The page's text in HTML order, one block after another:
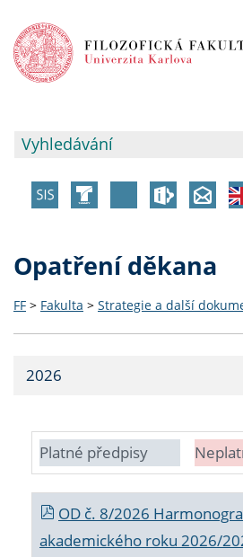
Opatření děkana
FF > Fakulta > Strategie a další
2026
Platné předpisy
OD č. 8/2026
akademického roku 2026/